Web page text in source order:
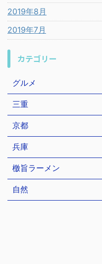
2019年8月
2019年7月
カテゴリー
グルメ
三重
京都
兵庫
檄旨ラーメン
自然